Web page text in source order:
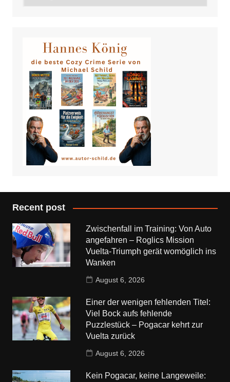
Recent post
Zwischenfall im Training: Von Auto
angefahren – Roglics Mission
Vuelta-Triumph gerät womöglich ins
Wanken
August 6, 2026
Einer der wenigen fehlenden Titel:
Viel Bock aufs fehlende
Puzzlestück – Pogacar kehrt zur
Vuelta zurück
August 6, 2026
Kein Pogacar, keine Langeweile: